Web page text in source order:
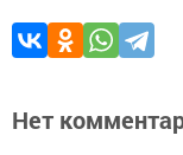
Нет